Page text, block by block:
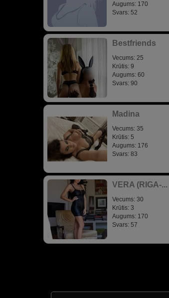
Augums: 170
Svars: 52
Bestfriends
Vecums: 25
Krūtis: 9
Augums: 60
Svars: 90
Madina
Vecums: 35
Krūtis: 5
Augums: 176
Svars: 83
VERA (RIGA-...
Vecums: 30
Krūtis: 3
Augums: 170
Svars: 57